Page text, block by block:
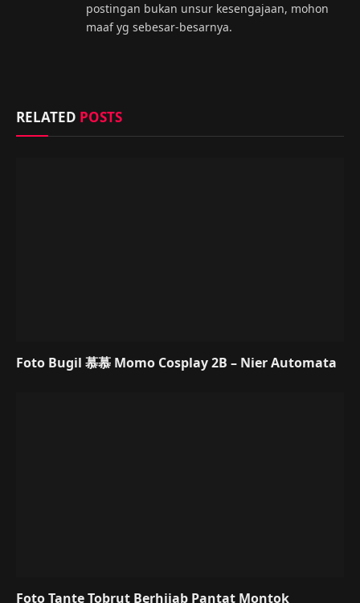
postingan bukan unsur kesengajaan, mohon
maaf yg sebesar-besarnya.
RELATED POSTS
Foto Bugil 慕慕 Momo Cosplay 2B – Nier Automata
Foto Tante Tobrut Berhijab Pantat Montok